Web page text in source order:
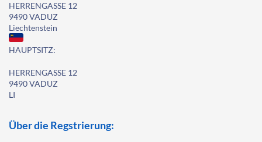
HERRENGASSE 12
9490 VADUZ
Liechtenstein
HAUPTSITZ:
HERRENGASSE 12
9490 VADUZ
LI
Über die Regstrierung: